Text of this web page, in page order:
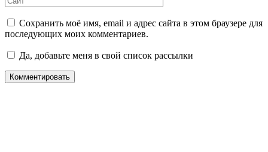
Сохранить моё имя, email и адрес сайта в этом браузере для
последующих моих комментариев.
Да, добавьте меня в свой список рассылки